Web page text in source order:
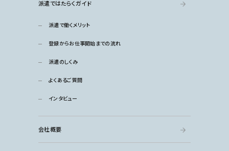
派遣ではたらくガイド
派遣で働くメリット
登録からお仕事開始までの流れ
派遣のしくみ
よくあるご質問
インタビュー
会社概要